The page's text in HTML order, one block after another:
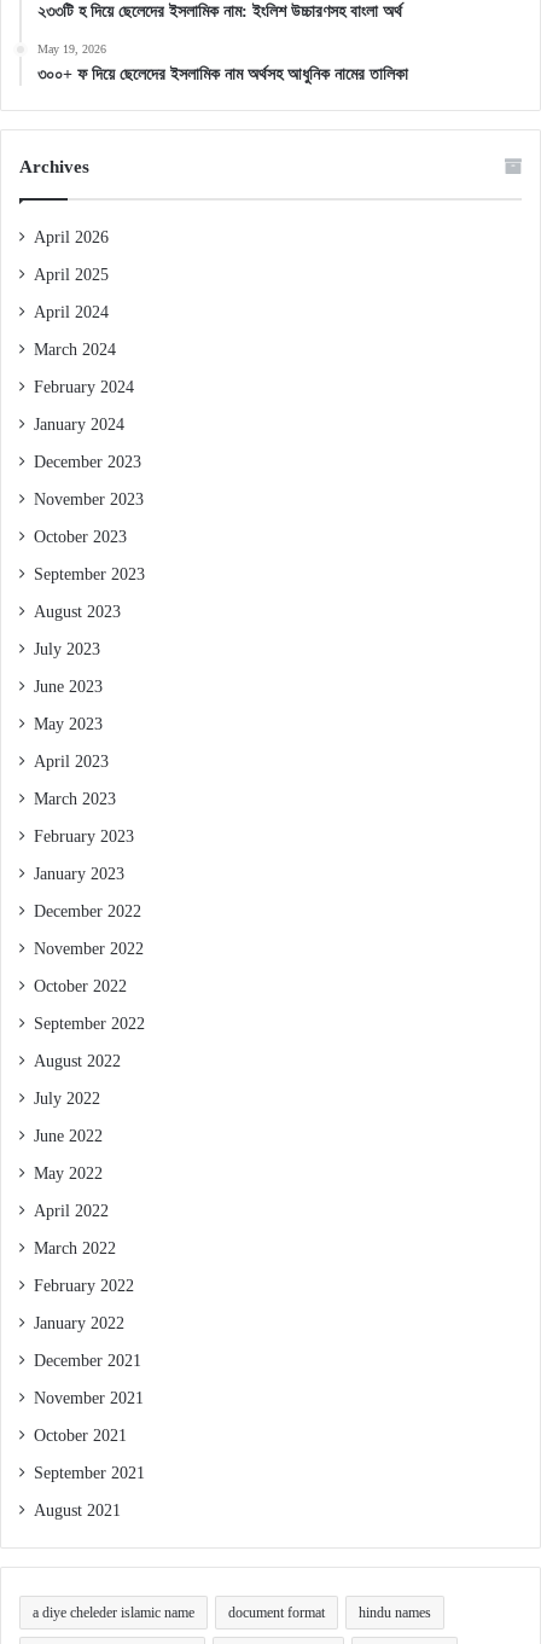
২৩৩টি হ দিয়ে ছেলেদের ইসলামিক নাম: ইংলিশ উচ্চারণসহ বাংলা অর্থ
May 19, 2026
৩০০+ ফ দিয়ে ছেলেদের ইসলামিক নাম অর্থসহ আধুনিক নামের তালিকা
Archives
April 2026
April 2025
April 2024
March 2024
February 2024
January 2024
December 2023
November 2023
October 2023
September 2023
August 2023
July 2023
June 2023
May 2023
April 2023
March 2023
February 2023
January 2023
December 2022
November 2022
October 2022
September 2022
August 2022
July 2022
June 2022
May 2022
April 2022
March 2022
February 2022
January 2022
December 2021
November 2021
October 2021
September 2021
August 2021
a diye cheleder islamic name document format hindu names